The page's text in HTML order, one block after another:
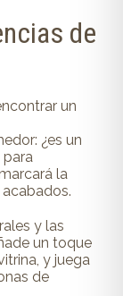
de
un
¿es un
para
la
y las
un toque
y juega
de